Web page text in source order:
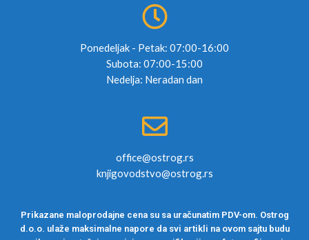
Ponedeljak - Petak: 07:00-16:00
Subota: 07:00-15:00
Nedelja: Neradan dan
office@ostrog.rs
knjigovodstvo@ostrog.rs
Prikazane maloprodajne cena su sa uračunatim PDV-om. Ostrog
d.o.o. ulaže maksimalne napore da svi artikli na ovom sajtu budu